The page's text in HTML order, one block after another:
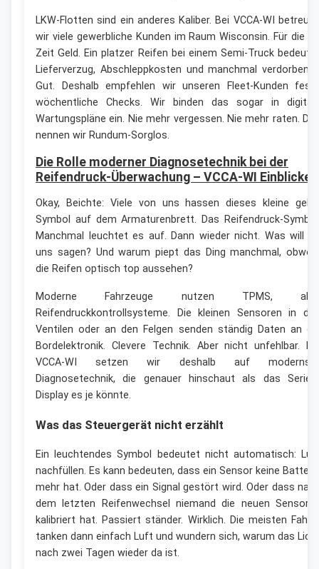
LKW-Flotten sind ein anderes Kaliber. Bei VCCA-WI
wir viele gewerbliche Kunden im Raum Wisconsin. Für die
Zeit Geld. Ein platzer Reifen bei einem Semi-Truck
Lieferverzug, Abschleppkosten und manchmal
Gut. Deshalb empfehlen wir unseren Fleet-Kunden
wöchentliche Checks. Wir binden das sogar in
Wartungspläne ein. Nie mehr vergessen. Nie mehr raten.
nennen wir Rundum-Sorglos.
Die Rolle moderner Diagnosetechnik bei der
Reifendruck-Überwachung – VCCA-WI Einblicke
Okay, Beichte: Viele von uns hassen dieses kleine
Symbol auf dem Armaturenbrett. Das Reifendruck-
Manchmal leuchtet es auf. Dann wieder nicht. Was will
uns sagen? Und warum piept das Ding manchmal,
die Reifen optisch top aussehen?
Moderne Fahrzeuge nutzen TPMS,
Reifendruckkontrollsysteme. Die kleinen Sensoren in
Ventilen oder an den Felgen senden ständig Daten an
Bordelektronik. Clevere Technik. Aber nicht unfehlbar.
VCCA-WI setzen wir deshalb auf
Diagnosetechnik, die genauer hinschaut als das
Display es je könnte.
Was das Steuergerät nicht erzählt
Ein leuchtendes Symbol bedeutet nicht automatisch:
nachfüllen. Es kann bedeuten, dass ein Sensor keine
mehr hat. Oder dass ein Signal gestört wird. Oder dass
dem letzten Reifenwechsel niemand die neuen
kalibriert hat. Passiert ständer. Wirklich. Die meisten
tanken dann einfach Luft und wundern sich, warum das
nach zwei Tagen wieder da ist.